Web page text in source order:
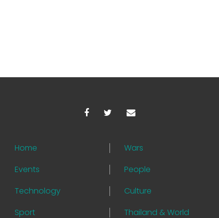
Home
Wars
Events
People
Technology
Culture
Sport
Thailand & World